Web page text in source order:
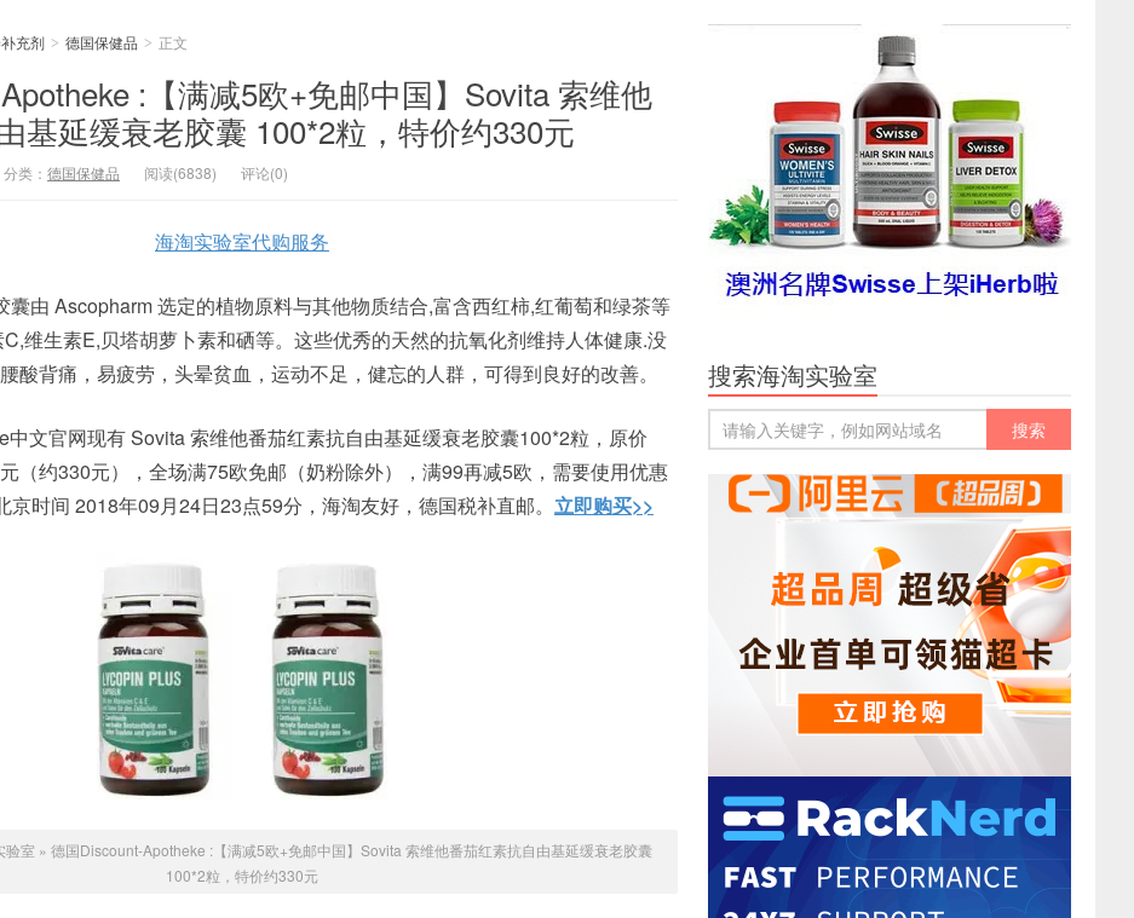
充剂 > 德国保健品 > 正文
:【满减5欧+免邮中国】Sovita 索维他
基延缓衰老胶囊 100*2粒，特价约330元
分类： 德国保健品 阅读(6838) 评论(0)
海淘实验室代购服务
囊由 Ascopharm 选定的植物原料与其他物质结合,富含西红柿,红葡萄和绿茶等
维生素E,贝塔胡萝卜素和硒等。这些优秀的天然的抗氧化剂维持人体健康.没
酸背痛，易疲劳，头晕贫血，运动不足，健忘的人群，可得到良好的改善。
文官网现有 Sovita 索维他番茄红素抗自由基延缓衰老胶囊100*2粒，原价
（约330元），全场满75欧免邮（奶粉除外），满99再减5欧，需要使用优惠
京时间 2018年09月24日23点59分，海淘友好，德国税补直邮。 立即购买>>
验室 » 德国Discount-Apotheke :【满减5欧+免邮中国】Sovita 索维他番茄红素抗自由基延缓衰老胶囊
100*2粒，特价约330元
搜索海淘实验室